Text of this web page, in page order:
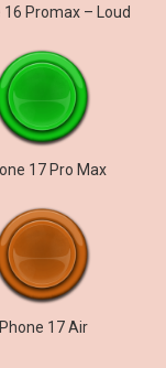
16 Promax – Loud
17 Pro Max
17 Air